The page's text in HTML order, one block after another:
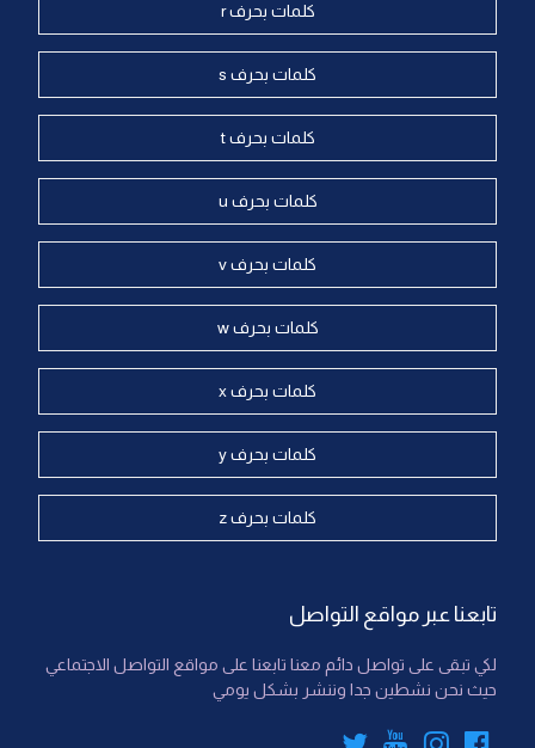
كلمات بحرف r
كلمات بحرف s
كلمات بحرف t
كلمات بحرف u
كلمات بحرف v
كلمات بحرف w
كلمات بحرف x
كلمات بحرف y
كلمات بحرف z
تابعنا عبر مواقع التواصل
لكي تبقى على تواصل دائم معنا تابعنا على مواقع التواصل الاجتماعي
حيث نحن نشطين جدا وننشر بشكل يومي